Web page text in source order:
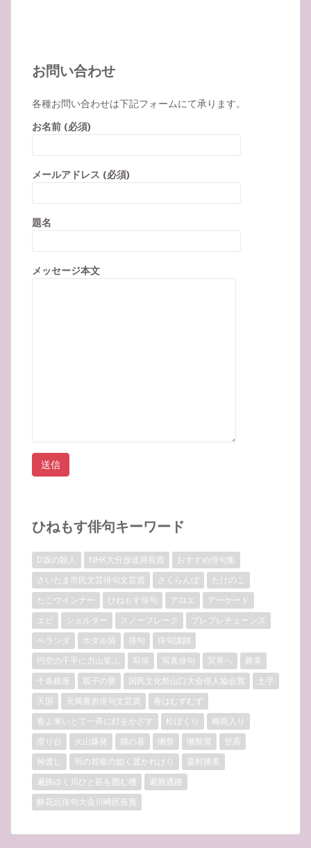
お問い合わせ
各種お問い合わせは下記フォームにて承ります。
お名前 (必須)
メールアドレス (必須)
題名
メッセージ本文
ひねもす俳句キーワード
D坂の殺人 NHK大分放送局長賞
おすすめ俳句集
さいたま市民文芸俳句文芸賞
さくらんぼ
たけのこ
たこウインナー
ひねもす俳句 アロエ
アーケード
エビ
シェルター スノーフレーク
プレプレチューンズ
ベランダ
ホタル袋 俳句
俳句講師
円空の千手に力山笑ふ
写俳 写真俳句 冥界へ
勝美
十条銀座
双子の嬰 国民文化祭山口大会俳人協会賞
土手
天国
天満書房俳句文芸賞
春はむずむず
春よ来いとて一斉に灯をかざす
松ぼくり
梅雨入り
滑り台
火山爆発 猫の墓 獺祭 獺祭賞
登高
神渡し
筍の首級の如く置かれけり
粟村勝美
遍路ゆく川ひと筋を囲む柵
避難通路
酔花忌俳句大会川崎区長賞